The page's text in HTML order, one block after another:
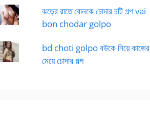
ঝড়ের রাতে বোনকে চোদার চটি গল্প vai
bon chodar golpo
bd choti golpo বউকে নিয়ে কাজের
মেয়ে চোদার গল্প